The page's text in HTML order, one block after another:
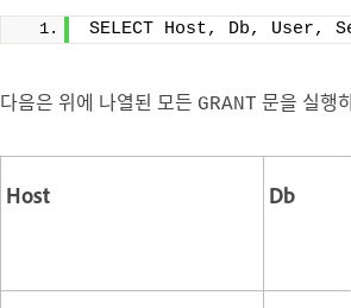
SELECT Host, Db, User,
다음은 위에 나열된 모든 GRANT 문을 실행
Host Db